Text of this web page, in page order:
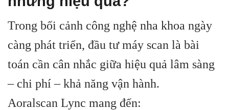
Trong bối cảnh công nghệ nha khoa ngày
càng phát triển, đầu tư máy scan là bài
toán cần cân nhắc giữa hiệu quả lâm sàng
– chi phí – khả năng vận hành.
Aoralscan Lync mang đến: